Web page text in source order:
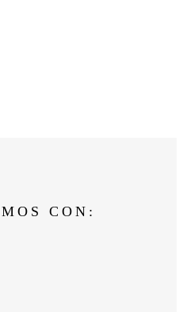
CON: